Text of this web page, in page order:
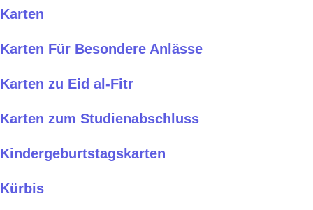
Karten
Karten Für Besondere Anlässe
Karten zu Eid al-Fitr
Karten zum Studienabschluss
Kindergeburtstagskarten
Kürbis